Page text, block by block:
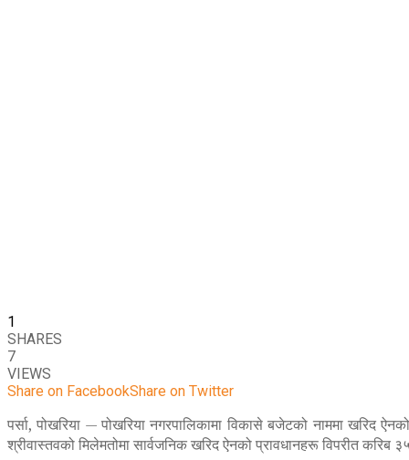
1
SHARES
7
VIEWS
Share on FacebookShare on Twitter
पर्सा, पोखरिया — पोखरिया नगरपालिकामा विकासे बजेटको नाममा खरिद
श्रीवास्तवको मिलेमतोमा सार्वजनिक खरिद ऐनको प्रावधानहरू विपरीत